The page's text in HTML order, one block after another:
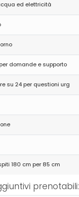
ed elettricità
domande e supporto
su 24 per questioni urg
180 cm per 85 cm
prenotabili: